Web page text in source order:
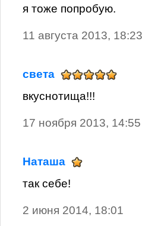
я тоже попробую.
11 августа 2013, 18:23
света
вкуснотища!!!
17 ноября 2013, 14:55
Наташа
так себе!
2 июня 2014, 18:01